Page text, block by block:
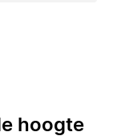
hoogte